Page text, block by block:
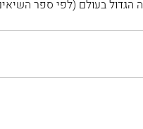
הגדול בעולם (לפי ספר